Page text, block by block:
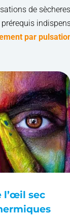
de
prérequis
par
l’œil sec